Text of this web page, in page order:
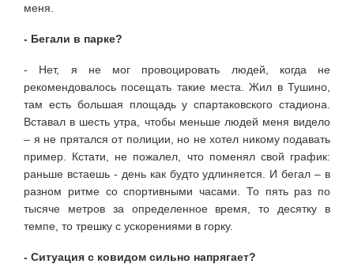
меня.
- Бегали в парке?
- Нет, я не мог провоцировать людей, когда не
рекомендовалось посещать такие места. Жил в Тушино,
там есть большая площадь у спартаковского стадиона.
Вставал в шесть утра, чтобы меньше людей меня видело
– я не прятался от полиции, но не хотел никому подавать
пример. Кстати, не пожалел, что поменял свой график:
раньше встаешь - день как будто удлиняется. И бегал – в
разном ритме со спортивными часами. То пять раз по
тысяче метров за определенное время, то десятку в
темпе, то трешку с ускорениями в горку.
- Ситуация с ковидом сильно напрягает?